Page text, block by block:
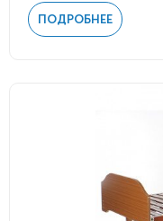
ПОДРОБНЕЕ